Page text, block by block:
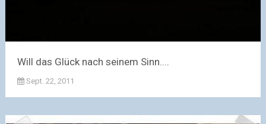
Will das Glück nach seinem Sinn....
Sept. 22, 2011